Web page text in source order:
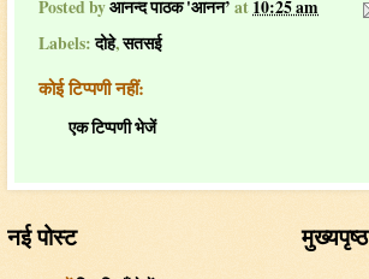
Posted byआनन्द पाठक 'आनन’ at10:25 am
Labels:दोहे,सतसई
कोई टिप्पणी नहीं:
एक टिप्पणी भेजें
नई पोस्ट मुख्यपृष्ठ